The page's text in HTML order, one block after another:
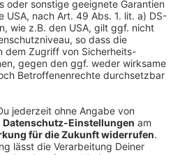
freigeschaltet. Das ist eine
der man wie in einem alten
Charakter bauen kann und
Optik über eine spezielle
Da gibt’s dann 120
Figuren. Dieses Jahr soll es
mehr Spiel sein. Es soll
soll Beute finden können.